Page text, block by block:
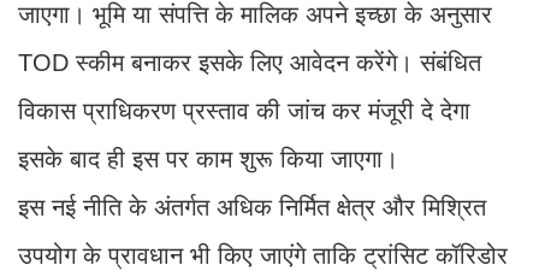
जाएगा। भूमि या संपत्ति के मालिक अपने इच्छा के अनुसार
TOD स्कीम बनाकर इसके लिए आवेदन करेंगे। संबंधित
विकास प्राधिकरण प्रस्ताव की जांच कर मंजूरी दे देगा
इसके बाद ही इस पर काम शुरू किया जाएगा।
इस नई नीति के अंतर्गत अधिक निर्मित क्षेत्र और मिश्रित
उपयोग के प्रावधान भी किए जाएंगे ताकि ट्रांसिट कॉरिडोर